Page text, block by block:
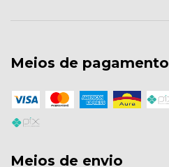
Meios de pagamento
Meios de envio